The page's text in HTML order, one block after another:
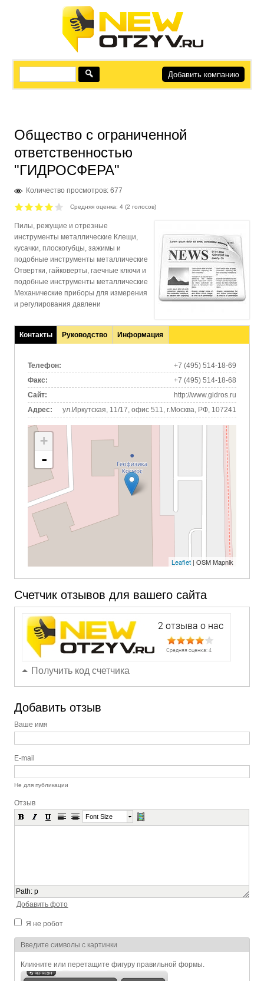
Добавить компанию
Общество с ограниченной
ответственностью
"ГИДРОСФЕРА"
Количество просмотров: 677
Средняя оценка:4 (2 голосов)
Пилы, режущие и отрезные
инструменты металлические Клещи,
кусачки, плоскогубцы, зажимы и
подобные инструменты металлические
Отвертки, гайковерты, гаечные ключи и
подобные инструменты металлические
Механические приборы для измерения
и регулирования давлени
Контакты
(активная
Руководство Информация
Телефон:
+7 (495) 514-18-69
Факс:
+7 (495) 514-18-68
Сайт:
http://www.gidros.ru
Адрес:
ул.Иркутская, 11/17, офис 511, г.Москва, РФ, 107241
+
-
Leaflet| OSM Mapnik
Счетчик отзывов для вашего сайта
Получить код счетчика
Добавить отзыв
Ваше имя
E-mail
Не для публикации
Отзыв
Font Size
Path:p
Добавить фото
Я не робот
Я спамер
Введите символы с картинки
Кликните или перетащите фигуру правильной формы.